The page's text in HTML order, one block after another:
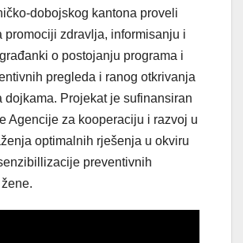
dobojskog kantona proveli
promociji zdravlja, informisanju i
o postojanju programa i
pregleda i ranog otkrivanja
dojkama. Projekat je sufinansiran
Agencije za kooperaciju i razvoj u
optimalnih rješenja u okviru
preventivnih